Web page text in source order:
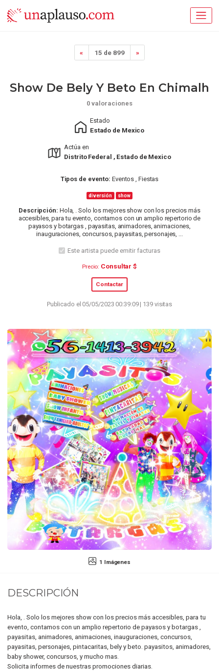
« 15 de 899 »
1 Imágenes
Show De Bely Y Beto En Chimalh
0 valoraciones
Estado
Estado de Mexico
Actúa en
Distrito Federal , Estado de Mexico
Tipos de evento: Eventos , Fiestas
diversión show
Descripción: Hola, . Solo los mejores show con los precios más
accesibles, para tu evento, contamos con un amplio repertorio de
payasos y botargas , payasitas, animadores, animaciones,
inauguraciones, concursos, payasitas, personajes, ...
Este artista puede emitir facturas
Precio: Consultar $
Contactar
Publicado el 05/05/2023 00:39:09 | 139 visitas
DESCRIPCIÓN
Hola, . Solo los mejores show con los precios más accesibles, para tu
evento, contamos con un amplio repertorio de payasos y botargas ,
payasitas, animadores, animaciones, inauguraciones, concursos,
payasitas, personajes, pintacaritas, bely y beto. payasitos, animadores,
baby shower, concursos, y mucho mas.
Solicita informes de nuestras promociones diarias.